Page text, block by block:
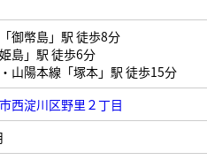
御幣島」駅 徒歩8分
島」駅 徒歩6分
山陽本線「塚本」駅 徒歩15分
西淀川区野里２丁目